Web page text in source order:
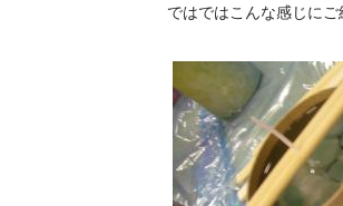
ではではこんな感じに